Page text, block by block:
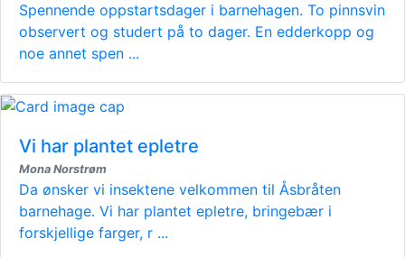
Spennende oppstartsdager i barnehagen. To pinnsvin
observert og studert på to dager. En edderkopp og
noe annet spen ...
Vi har plantet epletre
Mona Norstrøm
Da ønsker vi insektene velkommen til Åsbråten
barnehage. Vi har plantet epletre, bringebær i
forskjellige farger, r ...